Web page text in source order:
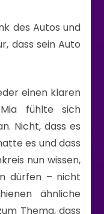
des Autos und
dass sein Auto
einen klaren
fühlte sich
Nicht, dass es
es und dass
nun wissen,
dürfen – nicht
ähnliche
Thema, dass